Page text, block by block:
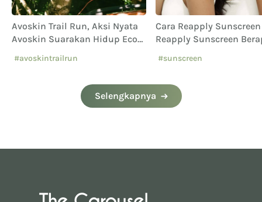
Avoskin Trail Run, Aksi Nyata
Avoskin Suarakan Hidup Eco
#avoskintrailrun
Cara Reapply
Reapply Sunscreen
#sunscreen
Selengkapnya